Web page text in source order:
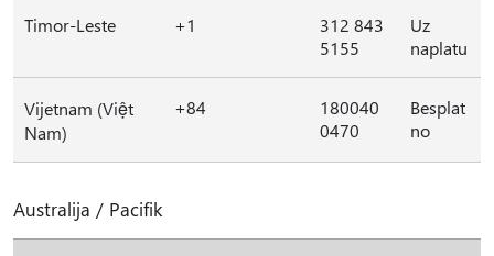
Timor-Leste +1
312 843
5155
Uz
naplatu
Vijetnam (Việt
Nam)
+84
180040
0470
Besplat
no
Australija / Pacifik